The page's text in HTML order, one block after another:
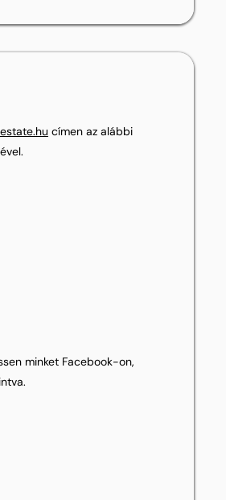
címen az alábbi
minket Facebook-on,